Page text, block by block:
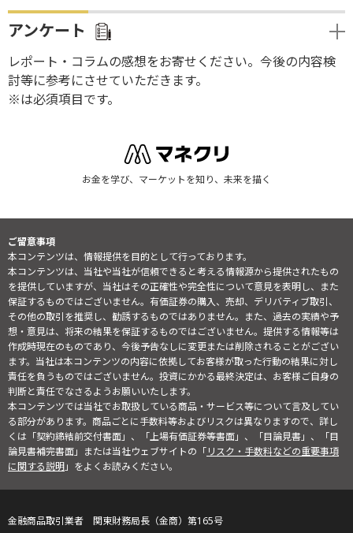
アンケート
レポート・コラムの感想をお寄せください。今後の内容検
討等に参考にさせていただきます。
※は必須項目です。
お金を学び、マーケットを知り、未来を描く
ご留意事項
本コンテンツは、情報提供を目的として行っております。
本コンテンツは、当社や当社が信頼できると考える情報源から提供されたもの
を提供していますが、当社はその正確性や完全性について意見を表明し、また
保証するものではございません。有価証券の購入、売却、デリバティブ取引、
その他の取引を推奨し、勧誘するものではありません。また、過去の実績や予
想・意見は、将来の結果を保証するものではございません。提供する情報等は
作成時現在のものであり、今後予告なしに変更または削除されることがござい
ます。当社は本コンテンツの内容に依拠してお客様が取った行動の結果に対し
責任を負うものではございません。投資にかかる最終決定は、お客様ご自身の
判断と責任でなさるようお願いいたします。
本コンテンツでは当社でお取扱している商品・サービス等について言及してい
る部分があります。商品ごとに手数料等およびリスクは異なりますので、詳し
くは「契約締結前交付書面」、「上場有価証券等書面」、「目論見書」、「目
論見書補完書面」または当社ウェブサイトの「リスク・手数料などの重要事項
に関する説明」をよくお読みください。
金融商品取引業者 関東財務局長（金商）第165号